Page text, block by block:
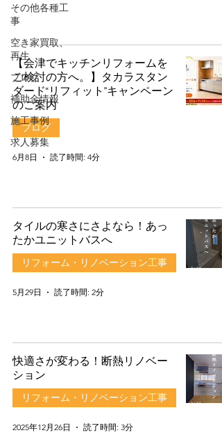
その他各種工
事
空き家買取、
再生
ブログ
補助金情報
施工事例
求人募集
【会津でキッチンリフォームを
ご検討の方へ。】タカラスタン
ダード“リフィット”キャンペーン
のご案内
ブログ
6月8日 読了時間: 4分
タイルの寒さにさよなら！あっ
たかユニットバスへ
リフォーム・リノベーション工事
5月29日 読了時間: 2分
快適さが変わる！断熱リノベー
ション
リフォーム・リノベーション工事
2025年12月26日 読了時間: 3分